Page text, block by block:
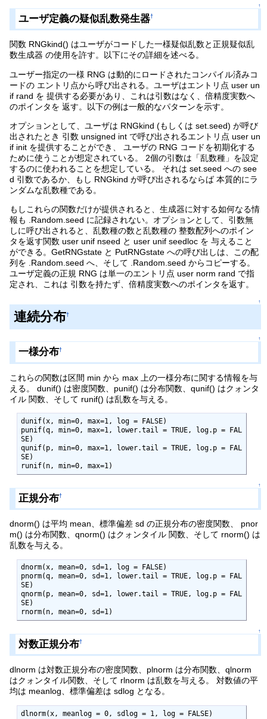
↑
ユーザ定義の疑似乱数発生器†
関数 RNGkind() はユーザがコードした一様疑似乱数と正規疑似乱
数生成器 の使用を許す。以下にその詳細を述べる。
ユーザー指定の一様 RNG は動的にロードされたコンパイル済みコ
ードの エントリ点から呼び出される。ユーザはエントリ点 user un
if rand を 提供する必要があり、これは引数はなく、倍精度実数へ
のポインタを 返す。以下の例は一般的なパターンを示す。
オプションとして、ユーザは RNGkind (もしくは set.seed) が呼び
出されたとき 引数 unsigned int で呼び出されるエントリ点 user un
if init を提供することができ、 ユーザの RNG コードを初期化する
ために使うことが想定されている。 2個の引数は「乱数種」を設定
するのに使われることを想定している。 それは set.seed への see
d 引数であるか、もし RNGkind が呼び出されるならば 本質的にラ
ンダムな乱数種である。
もしこれらの関数だけが提供されると、生成器に対する如何なる情
報も .Random.seed に記録されない。オプションとして、引数無
しに呼び出されると、乱数種の数と乱数種の 整数配列へのポイン
タを返す関数 user unif nseed と user unif seedloc を 与えること
ができる。GetRNGstate と PutRNGstate への呼び出しは、この配
列を .Random.seed へ、そして .Random.seed からコピーする。
ユーザ定義の正規 RNG は単一のエントリ点 user norm rand で指
定され、これは 引数を持たず、倍精度実数へのポインタを返す。
↑
連続分布†
↑
一様分布†
これらの関数は区間 min から max 上の一様分布に関する情報を与
える。 dunif() は密度関数、punif() は分布関数、qunif() はクォンタ
イル 関数、そして runif() は乱数を与える。
dunif(x, min=0, max=1, log = FALSE)
punif(q, min=0, max=1, lower.tail = TRUE, log.p = FAL
SE)
qunif(p, min=0, max=1, lower.tail = TRUE, log.p = FAL
SE)
runif(n, min=0, max=1)
↑
正規分布†
dnorm() は平均 mean、標準偏差 sd の正規分布の密度関数、 pnor
m() は分布関数、qnorm() はクォンタイル 関数、そして rnorm() は
乱数を与える。
dnorm(x, mean=0, sd=1, log = FALSE)
pnorm(q, mean=0, sd=1, lower.tail = TRUE, log.p = FAL
SE)
qnorm(p, mean=0, sd=1, lower.tail = TRUE, log.p = FAL
SE)
rnorm(n, mean=0, sd=1)
↑
対数正規分布†
dlnorm は対数正規分布の密度関数、plnorm は分布関数、qlnorm
はクォンタイル関数、そして rlnorm は乱数を与える。 対数値の平
均は meanlog、標準偏差は sdlog となる。
dlnorm(x, meanlog = 0, sdlog = 1, log = FALSE)